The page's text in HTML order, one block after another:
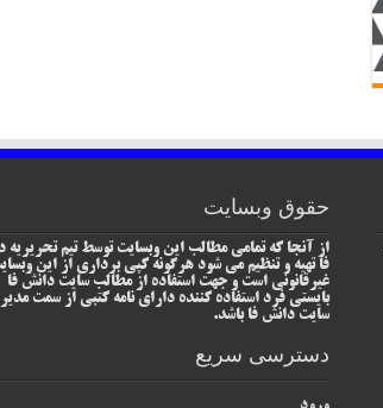
حقوق وبسایت
از آنجا که تمامی مطالب این وبسایت توسط تیم تحریریه
فا تهیه و تنظیم می شود هرگونه کپی برداری از این
غیرقانونی است و جهت استفاده از مطالب سایت دانش فا
بایستی فرد استفاده کننده دارای نامه کتبی از سمت
سایت دانش فا باشد.
دسترسی سریع